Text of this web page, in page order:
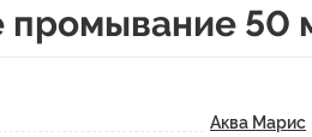
промывание 50
Аква Марис